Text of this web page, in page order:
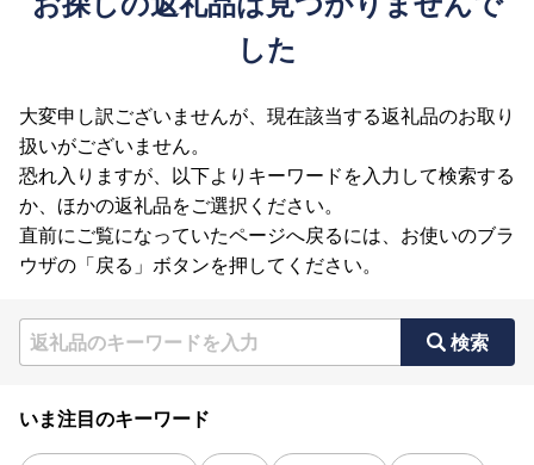
した
大変申し訳ございませんが、現在該当する返礼品のお取り
扱いがございません。
恐れ入りますが、以下よりキーワードを入力して検索する
か、ほかの返礼品をご選択ください。
直前にご覧になっていたページへ戻るには、お使いのブラ
ウザの「戻る」ボタンを押してください。
検索
いま注目のキーワード